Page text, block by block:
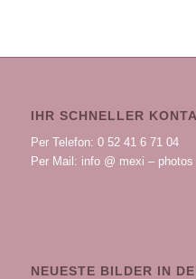
IHR SCHNELLER
Per Telefon: 0 52 41 6 71 04
Per Mail: info @ mexi – photos
NEUESTE BILDER IN